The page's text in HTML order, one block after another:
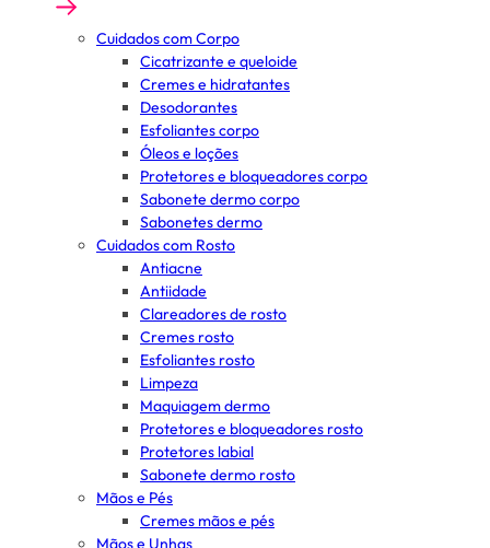
Cuidados com Corpo
Cicatrizante e queloide
Cremes e hidratantes
Desodorantes
Esfoliantes corpo
Óleos e loções
Protetores e bloqueadores corpo
Sabonete dermo corpo
Sabonetes dermo
Cuidados com Rosto
Antiacne
Antiidade
Clareadores de rosto
Cremes rosto
Esfoliantes rosto
Limpeza
Maquiagem dermo
Protetores e bloqueadores rosto
Protetores labial
Sabonete dermo rosto
Mãos e Pés
Cremes mãos e pés
Mãos e Unhas